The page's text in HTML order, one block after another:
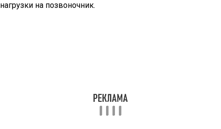
нагрузки на позвоночник.